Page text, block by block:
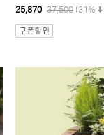
25,870 37,500 (31%